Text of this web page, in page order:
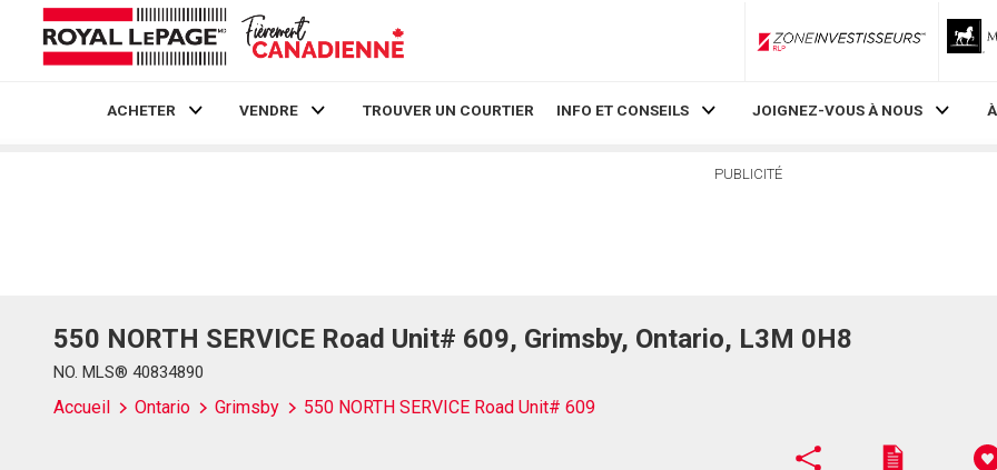
ZoneInvestisseurs RLP
ACHETER VENDRE TROUVER UN COURTIER INFO ET CONSEILS JOIGNEZ-VOUS À NOUS
PUBLICITÉ
550 NORTH SERVICE Road Unit# 609, Grimsby, Ontario, L3M 0H8
NO. MLS® 40834890
Accueil Ontario Grimsby 550 NORTH SERVICE Road Unit# 609